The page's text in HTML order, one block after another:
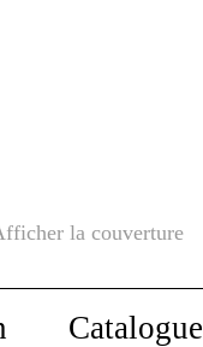
Catalogue
la couverture